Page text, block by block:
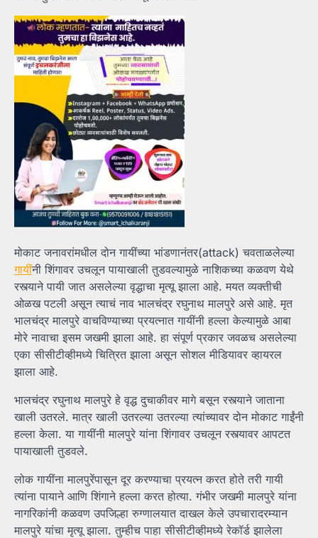
मोकाट जनावरांमधील दोन गायींच्या भांडणानंतर(attack) चवताळलेल्या
गायींनी शिंगावर उचलून पायाखाली तुडवल्यामुळे नाशिकच्या कळवण येथे
रस्त्याने पायी जात असलेल्या वृद्धाचा मृत्यू झाला आहे. मयत व्यक्तीची
ओळख पटली असून त्याचं नाव भालचंद्र रघुनाथ मालपुरे असे आहे. मृत
भालचंद्र मालपुरे वाचविण्याच्या प्रयत्नात गायींनी हल्ला केल्यामुळे आबा
मोरे नावाचा इसम जखमी झाला आहे. हा संपूर्ण प्रकार जवळच असलेल्या
एका सीसीटीव्हीमध्ये चित्रित झाला असून सोशल मीडियावर व्हायरल
झाला आहे.
भालचंद्र रघुनाथ मालपुरे हे वृद्ध दुचाकीवर मागे बसून रस्त्याने जाताना
खाली उतरले. मात्र खाली उतरल्या उतरल्या त्यांच्यावर दोन मोकाट गाईंनी
हल्ला केला. या गायींनी मालपुरे यांना शिंगावर उचलून रस्त्यावर आपटत
पायाखाली तुडवले.
लोक गायींना मालपुरेंपासून दूर करण्याचा प्रयत्न करत होते तरी गायी
त्यांना पायाने आणि शिंगाने हल्ला करत होत्या. गंभीर जखमी मालपुरे यांना
नागरिकांनी कळवण उपजिल्हा रुग्णालयात दाखल केले उपचारादरम्यान
मालपुरे यांचा मृत्यू झाला. तुम्हीच पाहा सीसीटीव्हीमध्ये रेकॉर्ड झालेला